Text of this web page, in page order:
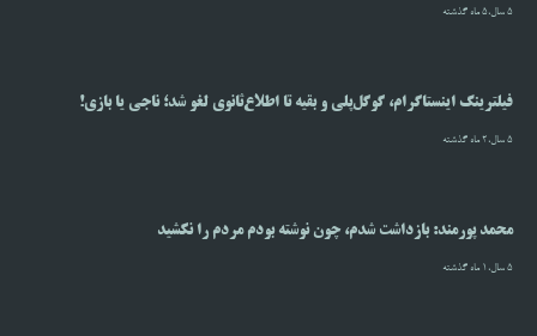
5 سال،5 ماه گذشته
فیلترینگ اینستاگرام، گوگل‌پلی و بقیه تا اطلاع‌ثانوی لغو شد؛ ناجی یا بازی!
5 سال،2 ماه گذشته
محمد پورمند: بازداشت شدم، چون نوشته بودم مردم را نکشید
5 سال،1 ماه گذشته